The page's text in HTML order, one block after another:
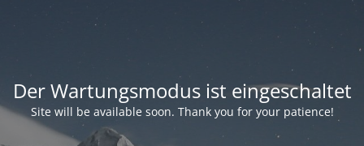
Der Wartungsmodus ist eingeschaltet
Site will be available soon. Thank you for your patience!